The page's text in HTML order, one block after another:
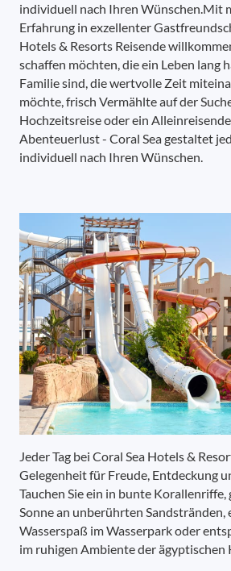
individuell nach Ihren Wünschen.Mit
Erfahrung in exzellenter
Hotels & Resorts Reisende
schaffen möchten, die ein Leben lang
Familie sind, die wertvolle Zeit
möchte, frisch Vermählte auf der
Hochzeitsreise oder ein
Abenteuerlust - Coral Sea gestaltet
individuell nach Ihren Wünschen.
Jeder Tag bei Coral Sea Hotels &
Gelegenheit für Freude, Entdeckung
Tauchen Sie ein in bunte Korallenriffe,
Sonne an unberührten Sandstränden,
Wasserspaß im Wasserpark oder
im ruhigen Ambiente der ägyptischen